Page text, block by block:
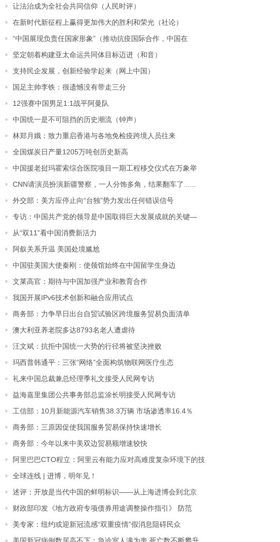
让法治成为全社会共同信仰（人民时评）
在新时代新征程上赢得更加伟大的胜利和荣光（社论）
“中国展现负责任国家形象”（推动抗疫国际合作，中国在
坚定朝着构建亚太命运共同体目标迈进（和音）
支持民企发展，创新经验学起来（网上中国）
国足主帅李铁：很遗憾没有带走三分
12强赛中国男足1:1战平阿曼队
中国统一是不可阻挡的历史潮流（钟声）
林郑月娥：致力重启香港与各地免检疫跨境人员往来
全国煤炭日产量1205万吨创历史新高
中国援老挝玛霍索综合医院项目一期工程移交仪式在万象举
CNN请演员扮演新疆警察，一人分饰多角，结果翻车了......
外交部：美方应停止向“台独”势力发出任何错误信号
专访：中国共产党的领导是中国取得巨大发展成就的关键—
从“双11”看中国消费新活力
阿叙关系升温 美国处境尴尬
中国驻美国大使秦刚：使领馆始终在中国留学生身边
文莱高官：期待与中国加强产业和教育合作
我国开展IPv6技术创新和融合应用试点
商务部：力争早日出台自贸试验区跨境服务贸易负面清单
澳大利亚养老院多达8793名老人遭虐待
汪文斌：抗拒中国统一大势的行径将被坚决挫败
玛西普韩通平：三张“网络”全面构筑物联网医疗生态
礼来中国总裁兼总经理季礼文接受人民网专访
益海嘉里集团公共事务部总监涂长明接受人民网专访
工信部：10月新能源汽车销售38.3万辆 市场渗透率16.4％
商务部：三原因促使我国服务贸易保持快速增长
商务部：今年以来中美双边贸易额增速较快
阿里巴巴CTO程立：阿里云有能力应对高难度复杂环境下的技
全球连线 | 进博，明年见！
述评：开放是当代中国的鲜明标识——从上海进博会到北京
财政部印发《地方政府专项债券用途调整操作指引》 防范
美专家：纽约或迎新冠流感“双重疫情”假消息阻碍民众